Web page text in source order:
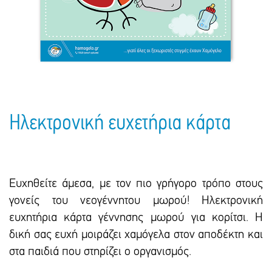
Πακέτα Δώρων
Σακούλες
Τσάντες - Ποδιές - Ομπρέλες
Βιβλία
Παιδικό Πάρτι
Παιδικά Είδη
Ημερολόγια - Ατζέντες
Γραφική Ύλη
Είδη Γραφείου
Ηλεκτρονική ευχετήρια κάρτα
Ευχηθείτε άμεσα, με τον πιο γρήγορο τρόπο στους
γονείς του νεογέννητου μωρού! Ηλεκτρονική
ευχητήρια κάρτα γέννησης μωρού για κορίτσι. H
δική σας ευχή μοιράζει χαμόγελα στον αποδέκτη και
στα παιδιά που στηρίζει ο οργανισμός.